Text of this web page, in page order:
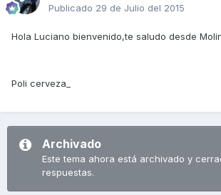
Publicado 29 de Julio del 2015
Hola Luciano bienvenido,te saludo desde
Poli cerveza_
Archivado
Este tema ahora está archivado y
respuestas.